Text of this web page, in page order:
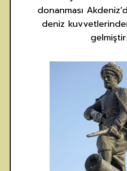
donanması
deniz
gelmiştir.